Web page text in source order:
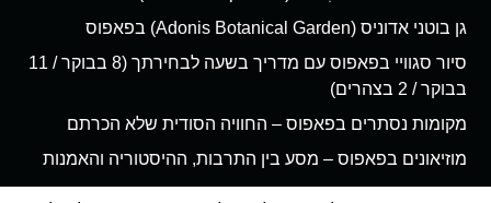
גן בוטני אדוניס (Adonis Botanical Garden) בפאפוס
סיור סגוויי בפאפוס עם מדריך בשעה לבחירתך (8 בבוקר / 11
בבוקר / 2 בצהרים)
מקומות נסתרים בפאפוס – החוויה הסודית שלא הכרתם
מוזיאונים בפאפוס – מסע בין התרבות, ההיסטוריה והאמנות